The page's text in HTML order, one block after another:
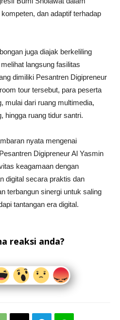
dan adaptif terhadap
juga diajak berkeliling
langsung fasilitas
dimiliki Pesantren Digipreneur
tour tersebut, para peserta
mulai dari ruang multimedia,
hingga ruang tidur santri.
nyata mengenai
Digipreneur Al Yasmin
keagamaan dengan
digital secara praktis dan
terbangun sinergi untuk saling
tantangan era digital.
reaksi anda?